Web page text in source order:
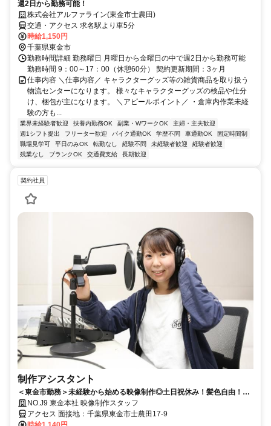
週2日から勤務可能！
株式会社アルファライン(東金市士農田)
交通・アクセス 求名駅より車5分
時給1,150円
千葉県東金市
勤務時間詳細 勤務曜日 月曜日から金曜日の中で週2日から勤務可能
勤務時間 9：00～17：00（休憩60分） 契約更新期間：3ヶ月
仕事内容 ＼仕事内容／ キャラクターグッズ等の雑貨商品を取り扱う
物流センターになります。 様々なキャラクターグッズの検品や仕分
け、梱包が主になります。 ＼アピールポイント／ ・倉庫内作業未経
験の方も...
業界未経験者歓迎 扶養内勤務OK 副業・WワークOK
主婦・主夫歓迎
週1シフト提出
フリーター歓迎 バイク通勤OK 学歴不問 車通勤OK
固定時間制
職場見学可
平日のみOK 転勤なし 経験不問 未経験者歓迎
経験者歓迎
残業なし
ブランクOK 交通費支給 長期歓迎
契約社員
制作アシスタント
＜東金市勤務＞未経験から始める映像制作◎土日祝休み！髪色自由！デ
ィレクター候補募集！
NO.J9 東金本社 映像制作スタッフ
アクセス 面接地：千葉県東金市士農田17-9